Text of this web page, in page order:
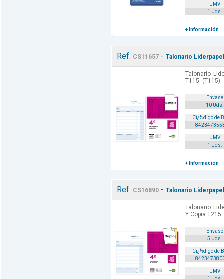
UMV
1 Uds.
+ Información
Ref. CS11657- Talonario
Talonario
T115. (T115).
Envase
10 Uds.
Cï¿½digo de
UMV
1 Uds.
+ Información
Ref. CS16890- Talonario
Talonario
Y Copia
Envase
5 Uds.
Cï¿½digo de
UMV